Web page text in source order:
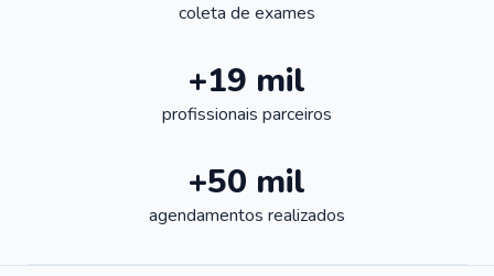
coleta de exames
+19 mil
profissionais parceiros
+50 mil
agendamentos realizados